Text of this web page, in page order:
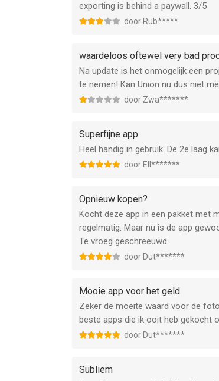
exporting is behind a paywall. 3/5
door Rub*****
waardeloos oftewel very bad
Na update is het onmogelijk een
te nemen! Kan Union nu dus niet
door Zwa*******
Superfijne app
Heel handig in gebruik. De 2e laag
door Ell*******
Opnieuw kopen?
Kocht deze app in een pakket met
regelmatig. Maar nu is de app
Te vroeg geschreeuwd
door Dut*******
Mooie app voor het geld
Zeker de moeite waard voor de
beste apps die ik ooit heb gekocht
door Dut*******
Subliem